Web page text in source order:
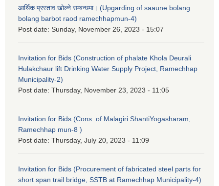
आर्थिक प्रस्ताव खोल्ने सम्बन्धमा। (Upgarding of saaune bolang
bolang barbot raod ramechhapmun-4)
Post date: Sunday, November 26, 2023 - 15:07
Invitation for Bids (Construction of phalate Khola Deurali
Hulakchaur lift Drinking Water Supply Project, Ramechhap
Municipality-2)
Post date: Thursday, November 23, 2023 - 11:05
Invitation for Bids (Cons. of Malagiri ShantiYogasharam,
Ramechhap mun-8 )
Post date: Thursday, July 20, 2023 - 11:09
Invitation for Bids (Procurement of fabricated steel parts for
short span trail bridge, SSTB at Ramechhap Municipality-4)